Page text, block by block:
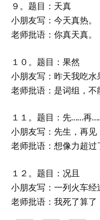
９。题目：天真
小朋友写：今天真热。
老师批语：你真天真。
１０。题目：果然
小朋友写：昨天我吃水
老师批语：是词组，不
１１。题目：先……再
小朋友写：先生，再见
老师批语：想像力超过
１２。题目：况且
小朋友写：一列火车
老师批语：我死了算了